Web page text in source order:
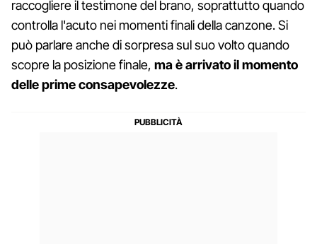
raccogliere il testimone del brano, soprattutto quando
controlla l'acuto nei momenti finali della canzone. Si
può parlare anche di sorpresa sul suo volto quando
scopre la posizione finale, ma è arrivato il momento
delle prime consapevolezze.